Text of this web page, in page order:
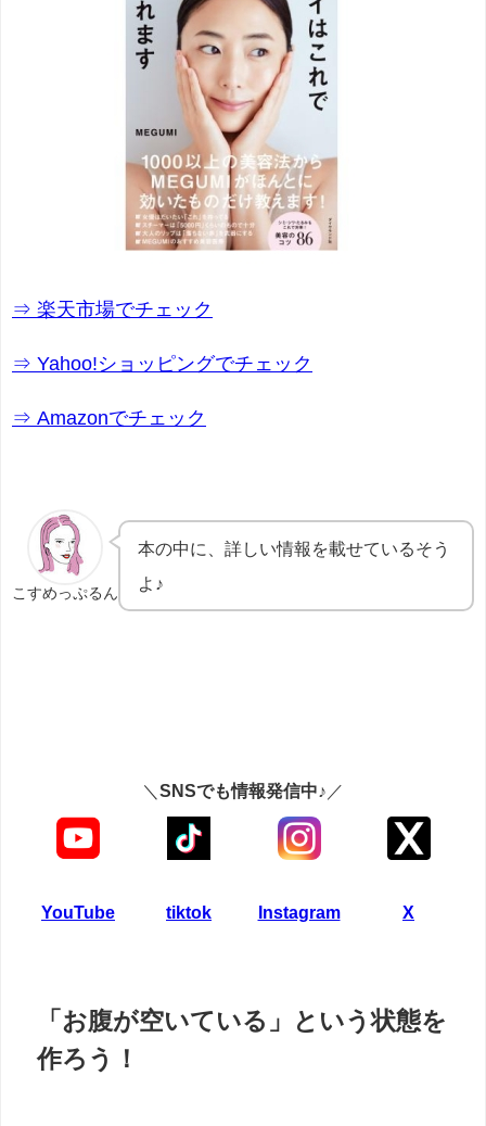
⇒ 楽天市場でチェック
⇒ Yahoo!ショッピングでチェック
⇒ Amazonでチェック
こすめっぷるん
本の中に、詳しい情報を載せているそう
よ♪
＼ SNSでも情報発信中♪ ／
YouTube tiktok Instagram X
「お腹が空いている」という状態を
作ろう！